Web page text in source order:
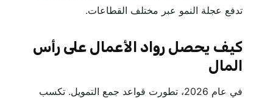
تدفع عجلة النمو عبر مختلف القطاعات.
كيف يحصل رواد الأعمال على رأس
المال
في عام 2026، تطورت قواعد جمع التمويل. تكسب